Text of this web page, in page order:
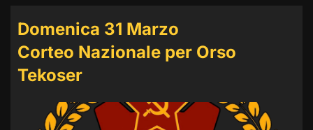
Domenica 31 Marzo
Corteo Nazionale per Orso
Tekoser